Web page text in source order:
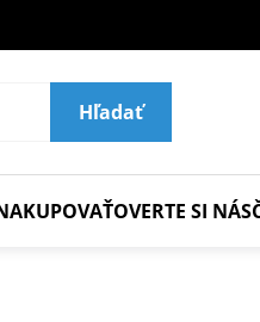
Hľadať
OVERTE SI NÁS